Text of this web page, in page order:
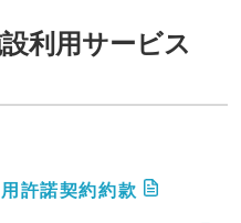
利用サービス
許諾契約約款